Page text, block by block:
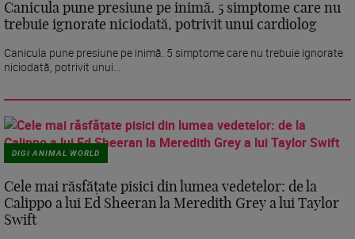
Canicula pune presiune pe inimă. 5 simptome care nu
trebuie ignorate niciodată, potrivit unui cardiolog
Canicula pune presiune pe inimă. 5 simptome care nu trebuie ignorate
niciodată, potrivit unui...
DIGI ANIMAL WORLD
Cele mai răsfățate pisici din lumea vedetelor: de la
Calippo a lui Ed Sheeran la Meredith Grey a lui Taylor
Swift